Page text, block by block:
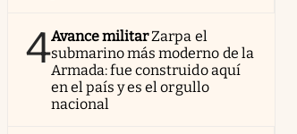
4Avance militarZarpa el
submarino más moderno de la
Armada: fue construido aquí
en el país y es el orgullo
nacional